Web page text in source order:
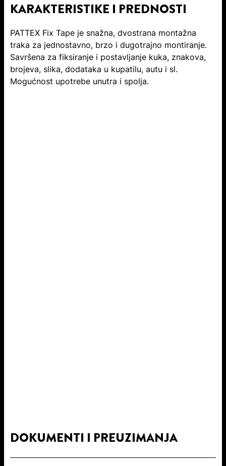
KARAKTERISTIKE I PREDNOSTI
PATTEX Fix Tape je snažna, dvostrana montažna
traka za jednostavno, brzo i dugotrajno montiranje.
Savršena za fiksiranje i postavljanje kuka, znakova,
brojeva, slika, dodataka u kupatilu, autu i sl.
Mogućnost upotrebe unutra i spolja.
DOKUMENTI I PREUZIMANJA